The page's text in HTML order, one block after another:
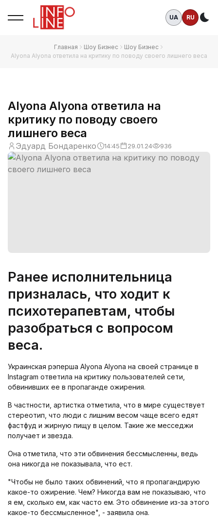
UA RU
Главная Шоу Бизнес
Шоу Бизнес
Alyona Alyona ответила на критику по поводу своего лишнего веса
Alyona Alyona ответила на
критику по поводу своего
лишнего веса
Эдуард Бондаренко 14:45 29.01.24 936
Ранее исполнительница
призналась, что ходит к
психотерапевтам, чтобы
разобраться с вопросом
веса.
Украинская рэперша Alyona Alyona на своей странице в
Instagram ответила на критику пользователей сети,
обвинивших ее в пропаганде ожирения.
В частности, артистка отметила, что в мире существует
стереотип, что люди с лишним весом чаще всего едят
фастфуд и жирную пищу в целом. Такие же месседжи
получает и звезда.
Она отметила, что эти обвинения бессмысленны, ведь
она никогда не показывала, что ест.
"Чтобы не было таких обвинений, что я пропагандирую
какое-то ожирение. Чем? Никогда вам не показываю, что
я ем, сколько ем, как часто ем. Это обвинение из-за этого
какое-то бессмысленное", - заявила она.